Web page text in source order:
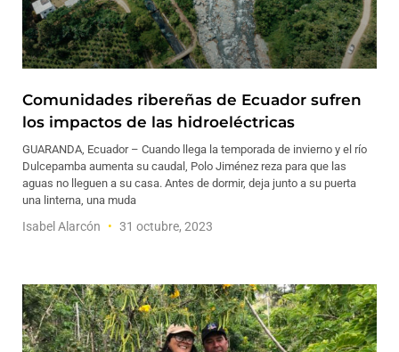
Comunidades ribereñas de Ecuador sufren
los impactos de las hidroeléctricas
GUARANDA, Ecuador – Cuando llega la temporada de invierno y el río
Dulcepamba aumenta su caudal, Polo Jiménez reza para que las
aguas no lleguen a su casa. Antes de dormir, deja junto a su puerta
una linterna, una muda
Isabel Alarcón 31 octubre, 2023